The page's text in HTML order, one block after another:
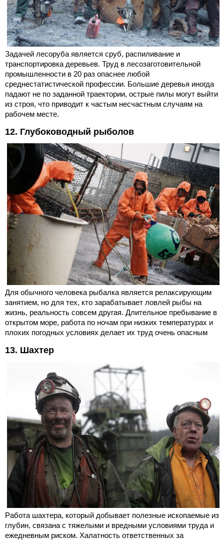
Задачей лесоруба является сруб, распиливание и
транспортировка деревьев. Труд в лесозаготовительной
промышленности в 20 раз опаснее любой
среднестатистической профессии. Большие деревья иногда
падают не по заданной траектории, острые пилы могут выйти
из строя, что приводит к частым несчастным случаям на
рабочем месте.
12. Глубоководный рыболов
Для обычного человека рыбалка является релаксирующим
занятием, но для тех, кто зарабатывает ловлей рыбы на
жизнь, реальность совсем другая. Длительное пребывание в
открытом море, работа по ночам при низких температурах и
плохих погодных условиях делает их труд очень опасным
13. Шахтер
Работа шахтера, который добывает полезные ископаемые из
глубин, связана с тяжелыми и вредными условиями труда и
ежедневным риском. Халатность ответственных за